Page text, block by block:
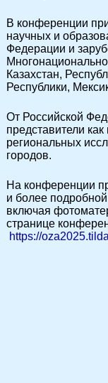
В конференции
научных и
Федерации и
Казахстан,
Республики,
От Российской
представители
региональных
городов.
На конференции
и более
включая
странице
https://